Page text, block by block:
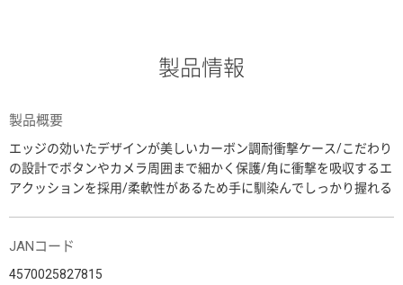
製品情報
製品概要
エッジの効いたデザインが美しいカーボン調耐衝撃ケース/こだわり
の設計でボタンやカメラ周囲まで細かく保護/角に衝撃を吸収するエ
アクッションを採用/柔軟性があるため手に馴染んでしっかり握れる
JANコード
4570025827815